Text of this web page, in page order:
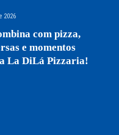
2026
com pizza,
e momentos
La DiLá Pizzaria!